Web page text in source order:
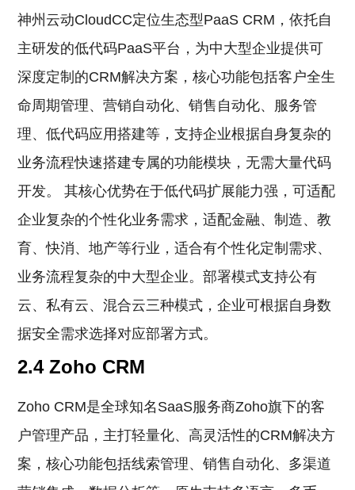
神州云动CloudCC定位生态型PaaS CRM，依托自
主研发的低代码PaaS平台，为中大型企业提供可
深度定制的CRM解决方案，核心功能包括客户全生
命周期管理、营销自动化、销售自动化、服务管
理、低代码应用搭建等，支持企业根据自身复杂的
业务流程快速搭建专属的功能模块，无需大量代码
开发。 其核心优势在于低代码扩展能力强，可适配
企业复杂的个性化业务需求，适配金融、制造、教
育、快消、地产等行业，适合有个性化定制需求、
业务流程复杂的中大型企业。部署模式支持公有
云、私有云、混合云三种模式，企业可根据自身数
据安全需求选择对应部署方式。
2.4 Zoho CRM
Zoho CRM是全球知名SaaS服务商Zoho旗下的客
户管理产品，主打轻量化、高灵活性的CRM解决方
案，核心功能包括线索管理、销售自动化、多渠道